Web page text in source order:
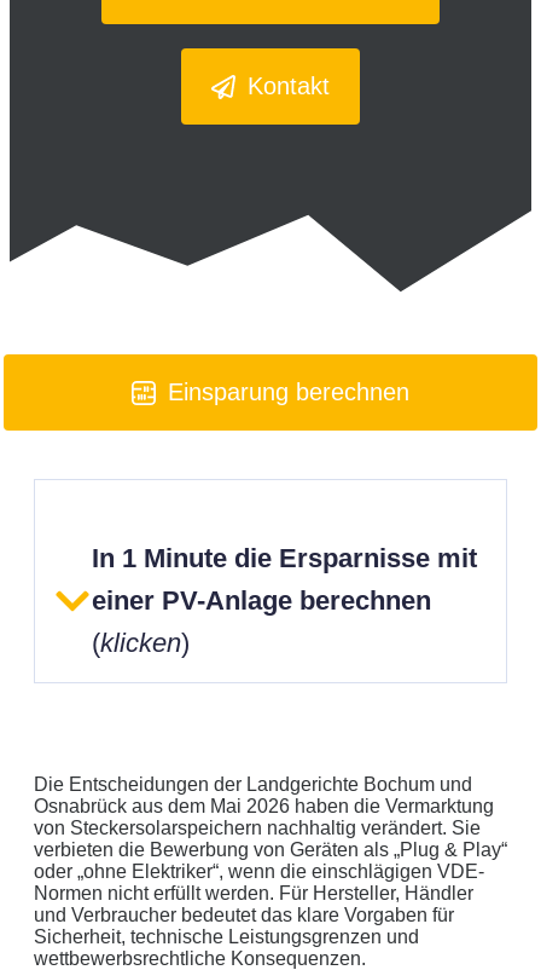
Kontakt
Einsparung berechnen
In 1 Minute die Ersparnisse mit
einer PV-Anlage berechnen
(klicken)
Geben Sie hier Ihren jährlichen Stromverbrauch an
kWh
Wir empfehlen: kWp Anlage sowie einenkWp
Speicher.
Die Entscheidungen der Landgerichte Bochum und
Osnabrück aus dem Mai 2026 haben die Vermarktung
von Steckersolarspeichern nachhaltig verändert. Sie
verbieten die Bewerbung von Geräten als „Plug & Play“
oder „ohne Elektriker“, wenn die einschlägigen VDE-
Normen nicht erfüllt werden. Für Hersteller, Händler
und Verbraucher bedeutet das klare Vorgaben für
Sicherheit, technische Leistungsgrenzen und
wettbewerbsrechtliche Konsequenzen.